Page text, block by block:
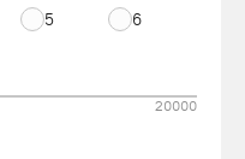
5 6
20000